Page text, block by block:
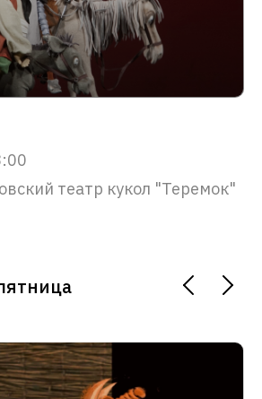
театр кукол "Теремок"